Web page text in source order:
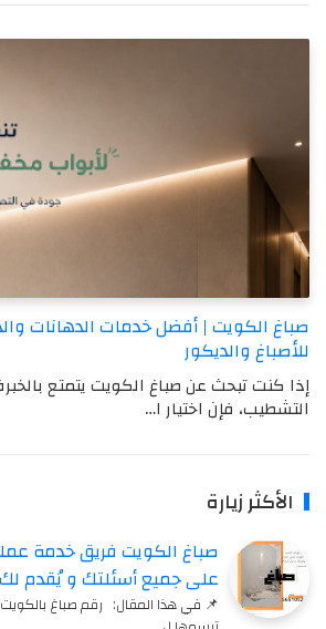
صباغ الكويت | أفضل خدمات الدهانات
للأصباغ والديكور
إذا كنت تبحث عن صباغ الكويت يتمتع
التشطيب، فإن اختيار ا…
الأكثر زيارة
صباغ الكويت فريق خدمة
على جميع أسئلتك و يُقدم
📌 في هذا المقال: رقم صباغ بالكويت